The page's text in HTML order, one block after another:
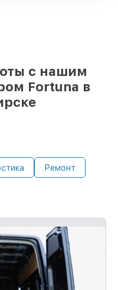
с нашим
Fortuna в
Ремонт